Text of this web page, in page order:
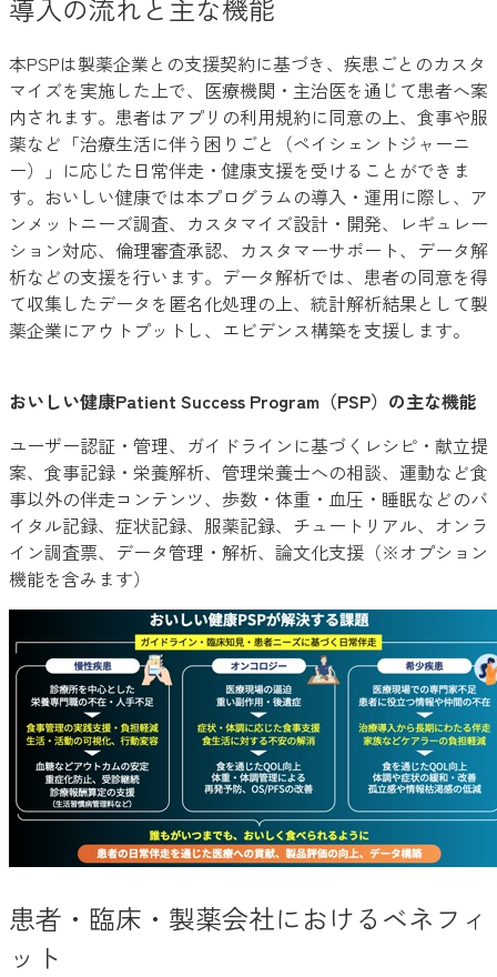
導入の流れと主な機能
本PSPは製薬企業との支援契約に基づき、疾患ごとのカスタ
マイズを実施した上で、医療機関・主治医を通じて患者へ案
内されます。患者はアプリの利用規約に同意の上、食事や服
薬など「治療生活に伴う困りごと（ペイシェントジャーニ
ー）」に応じた日常伴走・健康支援を受けることができま
す。おいしい健康では本プログラムの導入・運用に際し、ア
ンメットニーズ調査、カスタマイズ設計・開発、レギュレー
ション対応、倫理審査承認、カスタマーサポート、データ解
析などの支援を行います。データ解析では、患者の同意を得
て収集したデータを匿名化処理の上、統計解析結果として製
薬企業にアウトプットし、エビデンス構築を支援します。
おいしい健康Patient Success Program（PSP）の主な機能
ユーザー認証・管理、ガイドラインに基づくレシピ・献立提
案、食事記録・栄養解析、管理栄養士への相談、運動など食
事以外の伴走コンテンツ、歩数・体重・血圧・睡眠などのバ
イタル記録、症状記録、服薬記録、チュートリアル、オンラ
イン調査票、データ管理・解析、論文化支援（※オプション
機能を含みます）
患者・臨床・製薬会社におけるベネフィ
ット